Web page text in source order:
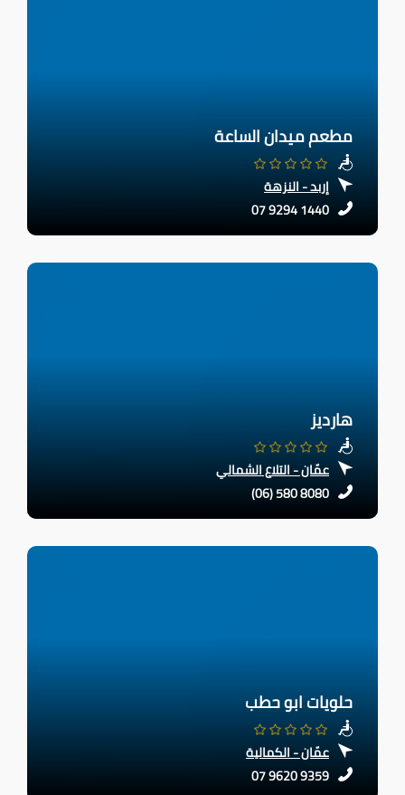
مطعم ميدان الساعة
إربد - النزهة
07 9294 1440
هارديز
عمّان - التلاع الشمالي
(06) 580 8080
حلويات ابو حطب
عمّان - الكمالية
07 9620 9359